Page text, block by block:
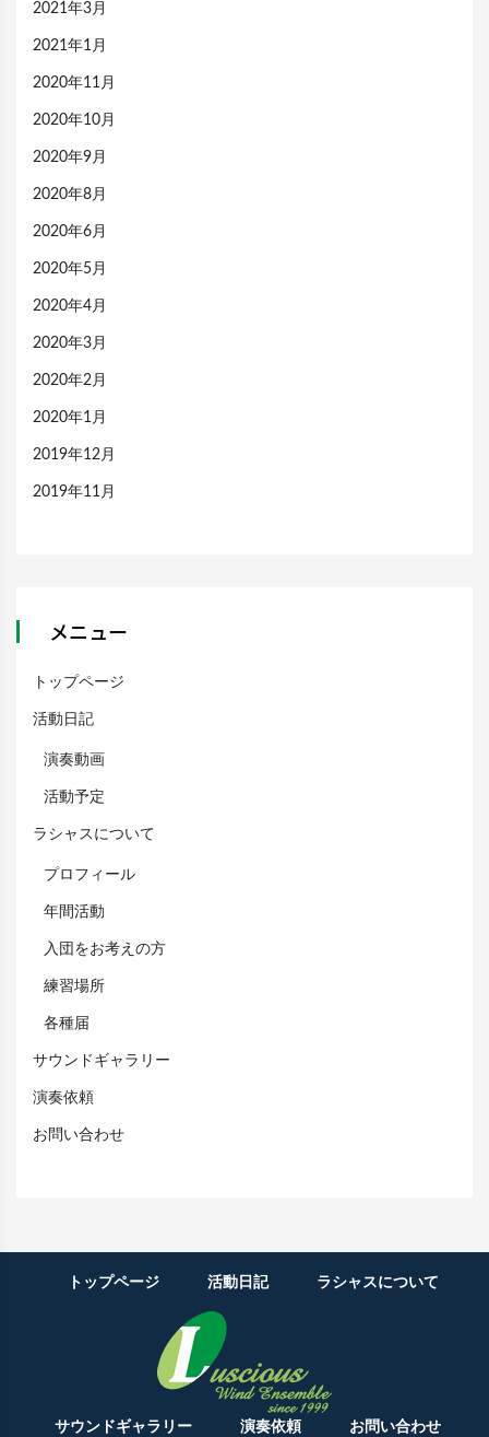
2021年3月
2021年1月
2020年11月
2020年10月
2020年9月
2020年8月
2020年6月
2020年5月
2020年4月
2020年3月
2020年2月
2020年1月
2019年12月
2019年11月
メニュー
トップページ
活動日記
演奏動画
活動予定
ラシャスについて
プロフィール
年間活動
入団をお考えの方
練習場所
各種届
サウンドギャラリー
演奏依頼
お問い合わせ
トップページ 活動日記 ラシャスについて
サウンドギャラリー 演奏依頼 お問い合わせ